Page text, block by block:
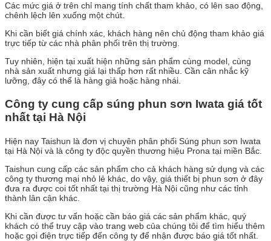
Các mức giá ở trên chỉ mang tính chất tham khảo, có lên sao động,
chênh lệch lên xuống một chút.
Khi cần biết giá chính xác, khách hàng nên chủ động tham khảo giá
trực tiếp từ các nhà phân phối trên thị trường.
Tuy nhiên, hiện tại xuất hiện những sản phẩm cùng model, cùng
nhà sản xuất nhưng giá lại thấp hơn rất nhiều. Cần cân nhắc kỹ
lưỡng, đây có thể là hàng giả hoặc hàng nhái.
Công ty cung cấp súng phun sơn Iwata giá tốt
nhất tại Hà Nội
Hiện nay Taishun là đơn vị chuyên phân phối Súng phun sơn Iwata
tại Hà Nội và là công ty độc quyền thương hiệu Prona tại miền Bắc.
Taishun cung cấp các sản phẩm cho cả khách hàng sử dụng và các
công ty thương mại nhỏ lẻ khác, do vậy, giá thiết bị phun sơn ở đây
đưa ra được coi tốt nhất tại thị trường Hà Nội cũng như các tỉnh
thành lân cận khác.
Khi cần được tư vấn hoặc cần báo giá các sản phẩm khác, quý
khách có thể truy cập vào trang web của chúng tôi để tìm hiểu thêm
hoặc gọi điện trực tiếp đến công ty để nhận được báo giá tốt nhất.